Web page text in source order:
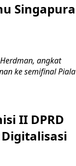
Singapura
Herdman, angkat
ke semifinal Piala
II DPRD